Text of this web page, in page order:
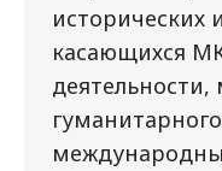
исторических
касающихся